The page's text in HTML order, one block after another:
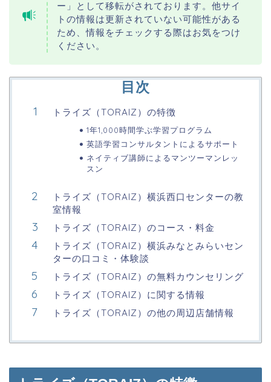
ー」として移転がされております。他サイ
トの情報は更新されていない可能性がある
ため、情報をチェックする際はお気をつけ
ください。
目次
トライズ（TORAIZ）の特徴
1年1,000時間学ぶ学習プログラム
英語学習コンサルタントによるサポート
ネイティブ講師によるマンツーマンレッ
スン
トライズ（TORAIZ）横浜西口センターの教
室情報
トライズ（TORAIZ）のコース・料金
トライズ（TORAIZ）横浜みなとみらいセン
ターの口コミ・体験談
トライズ（TORAIZ）の無料カウンセリング
トライズ（TORAIZ）に関する情報
トライズ（TORAIZ）の他の周辺店舗情報